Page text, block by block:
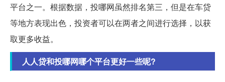
平台之一。根据数据，投哪网虽然排名第三，但是在车贷
等地方表现出色，投资者可以在两者之间进行选择，以获
取更多收益。
人人贷和投哪网哪个平台更好一些呢?